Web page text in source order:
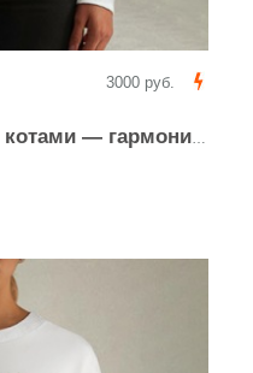
3000 руб.
— гармония и баланс